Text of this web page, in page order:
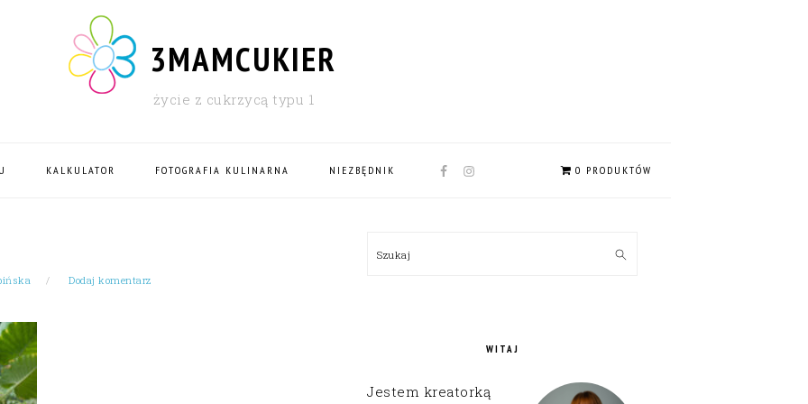
3MAMCUKIER
życie z cukrzycą typu 1
KALKULATOR FOTOGRAFIA KULINARNA NIEZBĘDNIK
NAV
0 PRODUKTÓW
Dodaj komentarz
SIDEBAR
Szukaj
WITAJ
Jestem kreatorką